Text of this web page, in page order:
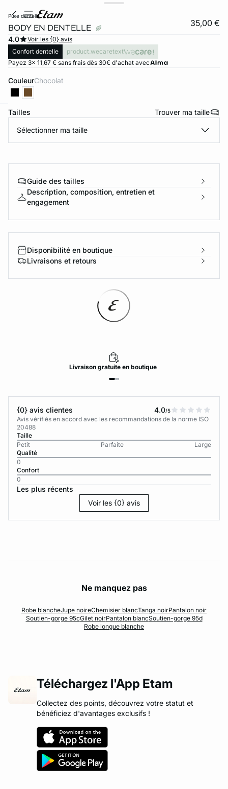
pure dentelle
BODY EN DENTELLE 35,00 €
4.0
Voir les {0} avis
Confort dentelle
product.wecaretext
Payez 3x 11,67 € sans frais dès 30€ d'achat avec
Couleur chocolat
Tailles Trouver ma taille
Sélectionner ma taille
Guide des tailles
Description, composition, entretien et
engagement
Disponibilité en boutique
Livraisons et retours
Livraisongratuiteen boutique
{0} avis clientes 4.0/5
Avis vérifiés en accord avec les recommandations de la norme ISO
20488
Taille
Petit
Parfaite
Large
Qualité
0
Confort
0
Les plus récents
Voir les {0} avis
Ne manquez pas
Robe blancheJupe noireChemisier blancTanga noirPantalon noir
Soutien-gorge 95cGilet noirPantalon blancSoutien-gorge 95d
Robe longue blanche
Téléchargez l'App Etam
Collectez des points, découvrez votre statut et
bénéficiez d'avantages exclusifs !